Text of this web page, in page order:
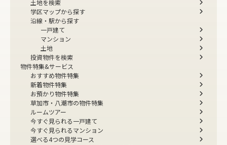
土地を検索
学区マップから探す
沿線・駅から探す
一戸建て
マンション
土地
投資物件を検索
物件特集&サービス
おすすめ物件特集
新着物件特集
お預かり物件特集
草加市・八潮市の物件特集
ルームツアー
今すぐ見られる一戸建て
今すぐ見られるマンション
選べる4つの見学コース